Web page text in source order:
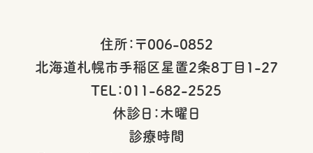
住所：〒006-0852
北海道札幌市手稲区星置2条8丁目1-27
TEL：011-682-2525
休診日：木曜日
診療時間